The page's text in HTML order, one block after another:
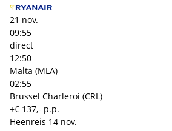
21 nov.
09:55
direct
12:50
Malta (MLA)
02:55
Brussel Charleroi (CRL)
+€ 137,- p.p.
Heenreis 14 nov.